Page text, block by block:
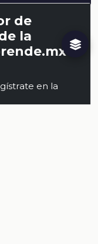
de
la
en la